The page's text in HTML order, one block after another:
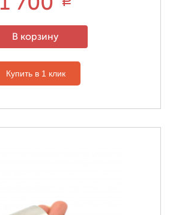
В корзину
Купить в 1 клик